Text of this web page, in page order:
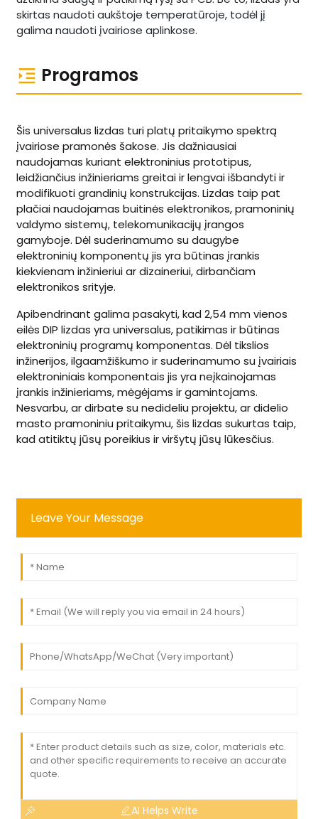
skirtas naudoti aukštoje temperatūroje, todėl jį
galima naudoti įvairiose aplinkose.
Programos
Šis universalus lizdas turi platų pritaikymo spektrą
įvairiose pramonės šakose. Jis dažniausiai
naudojamas kuriant elektroninius prototipus,
leidžiančius inžinieriams greitai ir lengvai išbandyti ir
modifikuoti grandinių konstrukcijas. Lizdas taip pat
plačiai naudojamas buitinės elektronikos, pramoninių
valdymo sistemų, telekomunikacijų įrangos
gamyboje. Dėl suderinamumo su daugybe
elektroninių komponentų jis yra būtinas įrankis
kiekvienam inžinieriui ar dizaineriui, dirbančiam
elektronikos srityje.
Apibendrinant galima pasakyti, kad 2,54 mm vienos
eilės DIP lizdas yra universalus, patikimas ir būtinas
elektroninių programų komponentas. Dėl tikslios
inžinerijos, ilgaamžiškumo ir suderinamumo su įvairiais
elektroniniais komponentais jis yra neįkainojamas
įrankis inžinieriams, mėgėjams ir gamintojams.
Nesvarbu, ar dirbate su nedideliu projektu, ar didelio
masto pramoniniu pritaikymu, šis lizdas sukurtas taip,
kad atitiktų jūsų poreikius ir viršytų jūsų lūkesčius.
Leave Your Message
AI Helps Write